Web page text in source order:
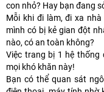
con nhỏ? Hay bạn đang
Mỗi khi đi làm, đi xa
mình có bị kẻ gian đột
nào, có an toàn không?
Việc trang bị 1 hệ thống
mọi khó khăn này!
Bạn có thể quan sát